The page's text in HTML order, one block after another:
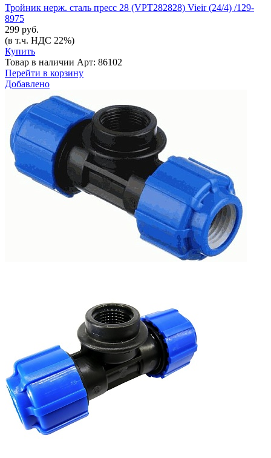
Тройник нерж. сталь пресс 28 (VPT282828) Vieir (24/4) /129-
8975
299 руб.
(в т.ч. НДС 22%)
Купить
Товар в наличии Арт: 86102
Перейти в корзину
Добавлено